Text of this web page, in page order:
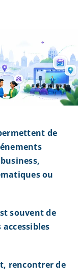
de
ou
souvent de
rencontrer de